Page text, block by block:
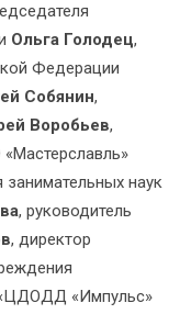
Ольга Голодец,
Федерации
Собянин,
Воробьев,
занимательных наук
, руководитель
, директор
«ЦДОДД «Импульс»